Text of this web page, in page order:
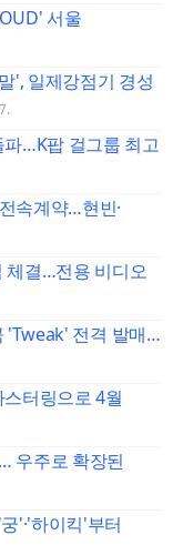
서울
', 일제강점기 경성
파…K팝 걸그룹 최고
속계약…현빈·
체결…전용 비디오
'Tweak' 전격 발매…
터링으로 4월
우주로 확장된
'·'하이킥'부터